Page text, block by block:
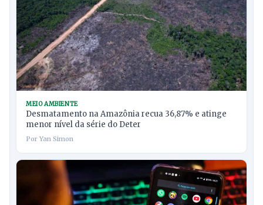
MEIO AMBIENTE
Desmatamento na Amazônia recua 36,87% e atinge
menor nível da série do Deter
Por Yan Simon